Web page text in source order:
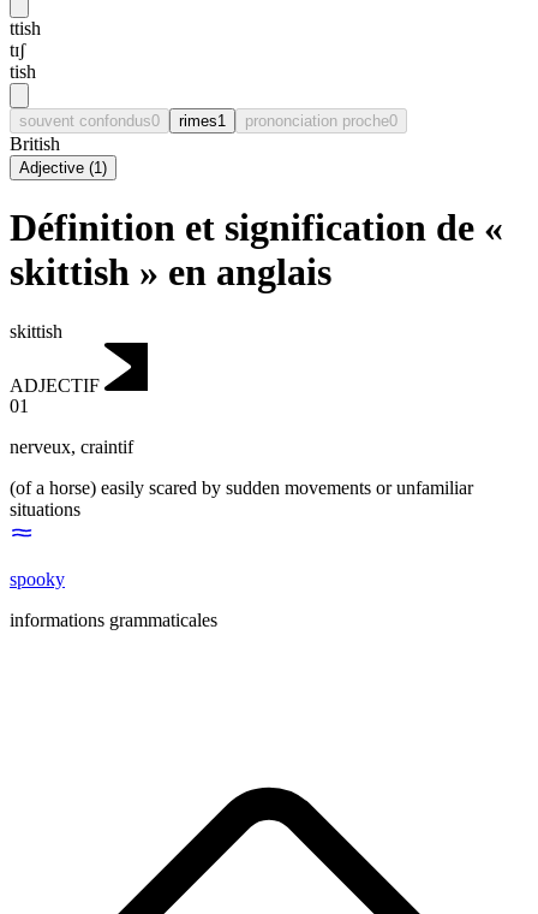
ttish
tɪʃ
tish
souvent confondus0 rimes1 prononciation proche0
British
Adjective (1)
Définition et signification de «
skittish » en anglais
skittish
ADJECTIF
01
nerveux, craintif
(of a horse) easily scared by sudden movements or unfamiliar
situations
spooky
informations grammaticales